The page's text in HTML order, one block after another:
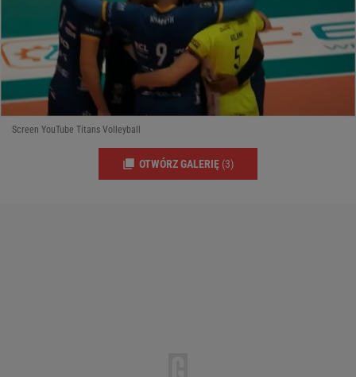
Screen YouTube Titans Volleyball
OTWÓRZ GALERIĘ (3)